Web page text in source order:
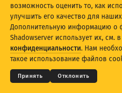
Обновить
Скачать
© 2026THE
Конфиденциальность и
возможность оценить то, как
улучшить его качество для
Дополнительную информацию о
Shadowserver использует их, см.
конфиденциальности. Нам
такое использование файлов
Принять Отклонить